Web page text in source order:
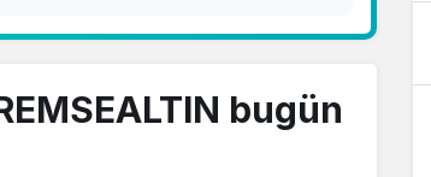
bugün